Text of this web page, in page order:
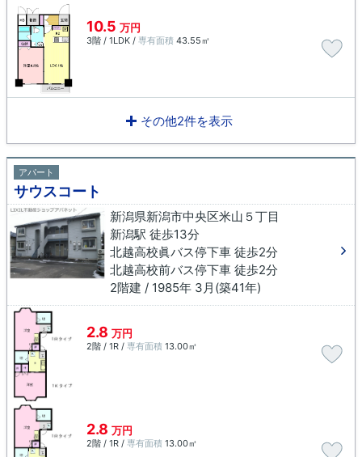
10.5 万円
3階 / 1LDK / 専有面積 43.55㎡
その他2件を表示
アパート
サウスコート
新潟県新潟市中央区米山５丁目
新潟駅 徒歩13分
北越高校眞バス停下車 徒歩2分
北越高校前バス停下車 徒歩2分
2階建 / 1985年 3月(築41年)
2.8 万円
2階 / 1R / 専有面積 13.00㎡
2.8 万円
2階 / 1R / 専有面積 13.00㎡